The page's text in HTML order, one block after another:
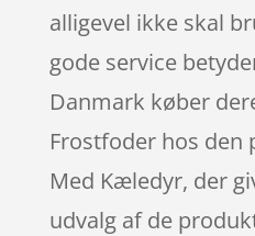
alligevel ikke skal
gode service
Danmark køber
Frostfoder hos
Med Kæledyr, der
udvalg af de